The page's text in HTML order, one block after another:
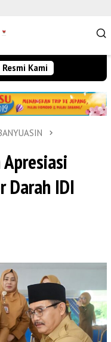
Kami
Darah IDI